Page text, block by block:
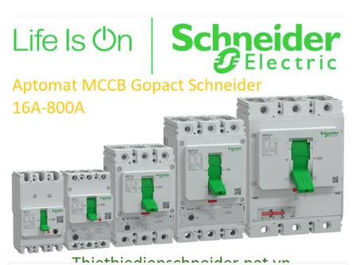
mình. Tuy nhiên, dù là loại nào đi chăng nữa cũng
đều đảm bảo chất lượng tuyệt vời, bền đẹp lâu dài
và an toàn. Nguồn gốc xuất xứ của Công tắc ổ cắm
Vivace Schneider Công tắc ổ cắm Schneider Vivace
là một dòng sản phẩm trong bộ công tắc ổ cắm
dân dụng của hãng Schneider Electric. Đây là tập
đoàn sản xuất thiết bị điện công nghiệp và dân
dụng hàng đầu thế giới, với hơn 175 năm hoạt động
và phát triển.
28/06/2023